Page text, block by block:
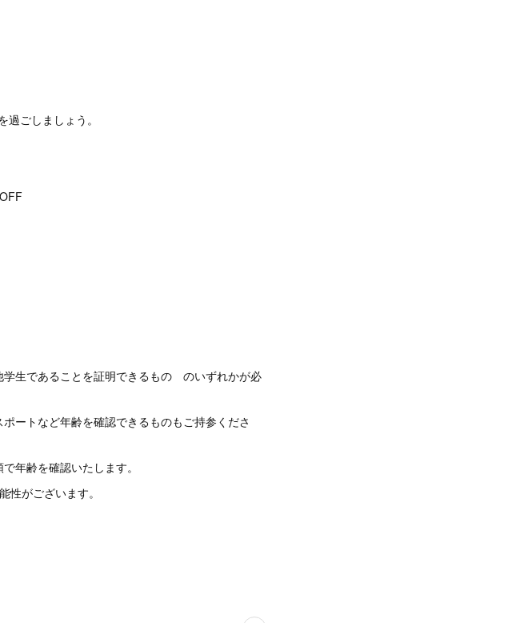
ごしましょう。
生であることを証明できるもの のいずれかが必
ートなど年齢を確認できるものもご持参くださ
年齢を確認いたします。
がございます。